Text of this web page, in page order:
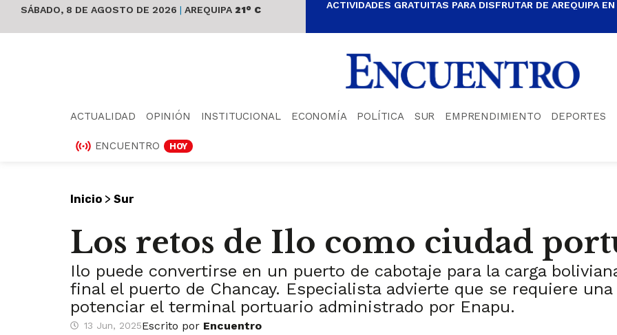
SÁBADO, 8 DE AGOSTO DE 2026 | AREQUIPA 21° C ACTIVIDADES GRATUITAS PARA DISFRUTAR DE AREQUIPA
ACTUALIDAD OPINIÓN INSTITUCIONAL ECONOMÍA POLÍTICA SUR EMPRENDIMIENTO DEPORTES
ENCUENTRO HOY
Inicio > Sur
Los retos de Ilo como ciudad
Ilo puede convertirse en un puerto de cabotaje para la carga
final el puerto de Chancay. Especialista advierte que se requiere
potenciar el terminal portuario administrado por Enapu.
13 Jun, 2025Escrito por Encuentro